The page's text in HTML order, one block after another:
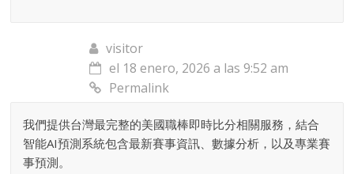
visitor
el 18 enero, 2026 a las 9:52 am
Permalink
我們提供台灣最完整的美國職棒即時比分相關服務，結合
智能AI預測系統包含最新賽事資訊、數據分析，以及專業賽
事預測。